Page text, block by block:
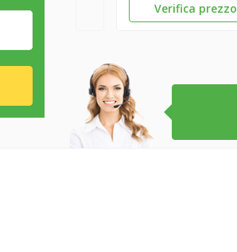
Verifica prezzo